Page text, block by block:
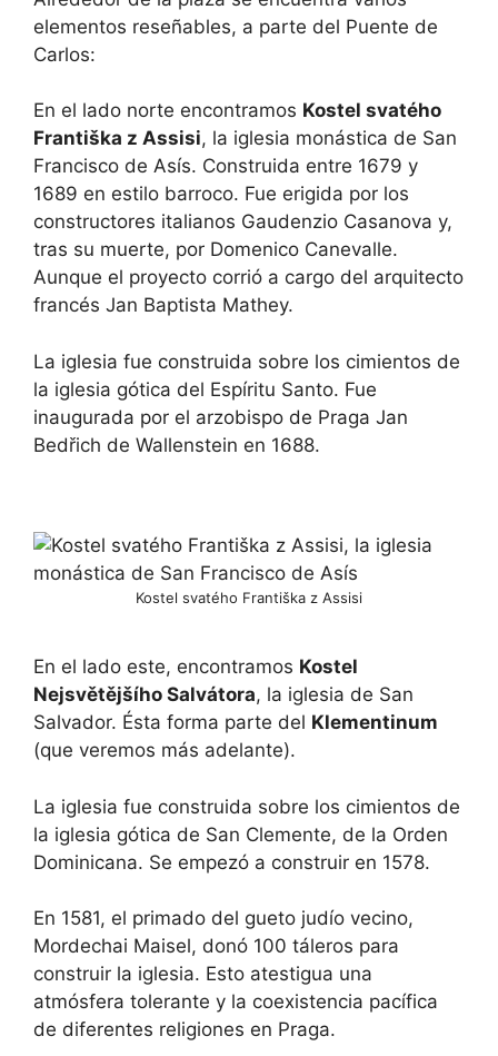
elementos reseñables, a parte del Puente de
Carlos:
En el lado norte encontramos Kostel svatého
Františka z Assisi, la iglesia monástica de San
Francisco de Asís. Construida entre 1679 y
1689 en estilo barroco. Fue erigida por los
constructores italianos Gaudenzio Casanova y,
tras su muerte, por Domenico Canevalle.
Aunque el proyecto corrió a cargo del arquitecto
francés Jan Baptista Mathey.
La iglesia fue construida sobre los cimientos de
la iglesia gótica del Espíritu Santo. Fue
inaugurada por el arzobispo de Praga Jan
Bedřich de Wallenstein en 1688.
Kostel svatého Františka z Assisi
En el lado este, encontramos Kostel
Nejsvětějšího Salvátora, la iglesia de San
Salvador. Ésta forma parte del Klementinum
(que veremos más adelante).
La iglesia fue construida sobre los cimientos de
la iglesia gótica de San Clemente, de la Orden
Dominicana. Se empezó a construir en 1578.
En 1581, el primado del gueto judío vecino,
Mordechai Maisel, donó 100 táleros para
construir la iglesia. Esto atestigua una
atmósfera tolerante y la coexistencia pacífica
de diferentes religiones en Praga.